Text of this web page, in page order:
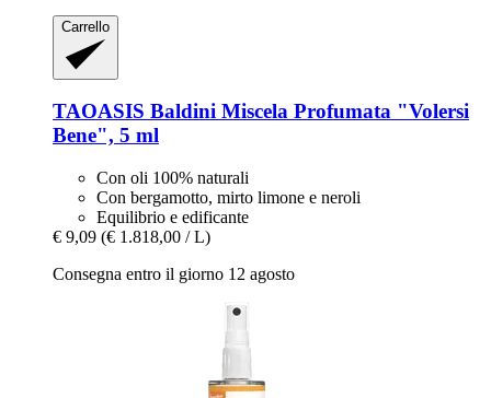
Carrello
TAOASIS Baldini Miscela Profumata "Volersi
Bene", 5 ml
Con oli 100% naturali
Con bergamotto, mirto limone e neroli
Equilibrio e edificante
€ 9,09 (€ 1.818,00 / L)
Consegna entro il giorno 12 agosto